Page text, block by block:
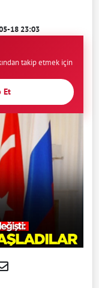
18 23:03
takip etmek için
Et